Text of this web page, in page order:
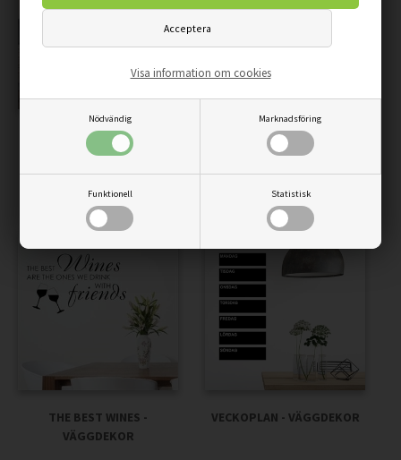
Nödvändig Marknadsföring
Funktionell Statistisk
Visa information om cookies
MAMMAS HOTELL -
VÄGGDEKOR
194,65SEK
OUR FAMILY KITCHEN
RULES - VÄGGDEKOR
194,65
THE BEST WINES -
VÄGGDEKOR
VECKOPLAN - VÄGGDEKOR